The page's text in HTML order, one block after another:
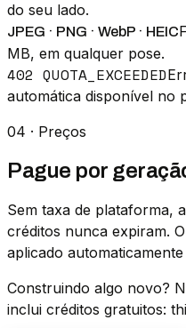
do seu lado.
JPEG · PNG · WebP · HEIC
MB, em qualquer pose.
402 QUOTA_EXCEEDED
automática disponível no
04 · Preços
Pague por
Sem taxa de plataforma,
créditos nunca expiram.
aplicado
Construindo algo novo?
inclui créditos gratuitos: